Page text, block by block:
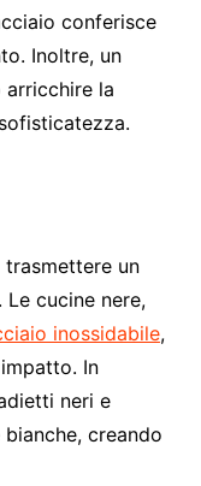
conferisce
Inoltre, un
la
un
cucine nere,
inossidabile,
In
neri e
creando